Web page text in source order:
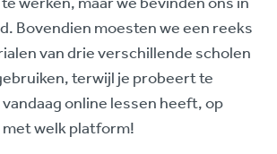
Bovendien moesten we een reeks
van drie verschillende scholen
terwijl je probeert te
online lessen heeft, op
welk platform!